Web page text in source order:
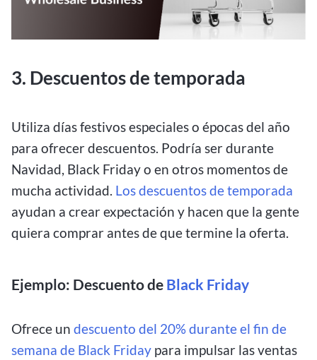
3. Descuentos de temporada
Utiliza días festivos especiales o épocas del año
para ofrecer descuentos. Podría ser durante
Navidad, Black Friday o en otros momentos de
mucha actividad. Los descuentos de temporada
ayudan a crear expectación y hacen que la gente
quiera comprar antes de que termine la oferta.
Ejemplo: Descuento de Black Friday
Ofrece un descuento del 20% durante el fin de
semana de Black Friday para impulsar las ventas